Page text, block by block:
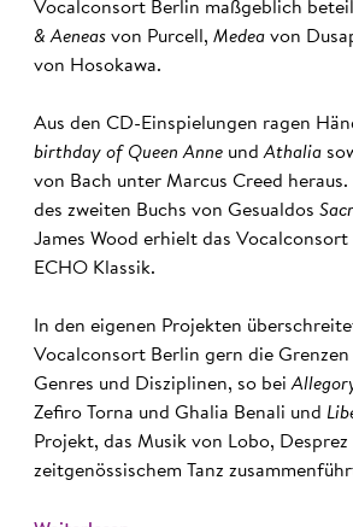
Vocalconsort Berlin maßgeblich
& Aeneas von Purcell, Medea von
von Hosokawa.
Aus den CD-Einspielungen ragen
birthday of Queen Anne undAthalia
von Bach unter Marcus Creed
des zweiten Buchs von Gesualdos
James Wood erhielt das Vocalconsort
ECHO Klassik.
In den eigenen Projekten
Vocalconsort Berlin gern die Grenzen
Genres und Disziplinen, so bei
Zefiro Torna und Ghalia Benali und
Projekt, das Musik von Lobo,
zeitgenössischem Tanz